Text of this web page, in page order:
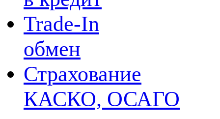
Trade-In
обмен
Страхование
КАСКО, ОСАГО